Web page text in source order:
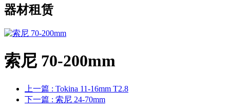
器材租赁
索尼 70-200mm
上一篇 : Tokina 11-16mm T2.8
下一篇 : 索尼 24-70mm